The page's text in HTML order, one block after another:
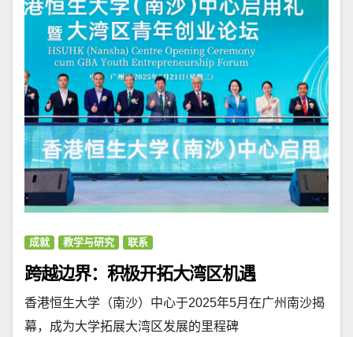
成就 教学与研究 联系
跨越边界：积极开拓大湾区机遇
香港恒生大学（南沙）中心于2025年5月在广州南沙揭
幕，成为大学拓展大湾区发展的里程碑